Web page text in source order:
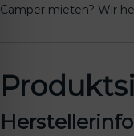
Camper mieten? Wir